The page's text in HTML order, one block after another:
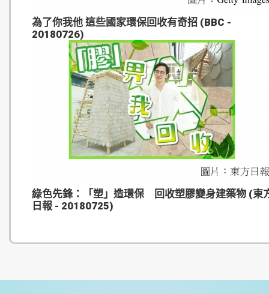
為了你我他 這些國家環保回收有奇招 (BBC -
20180726)
綠色先鋒：「塑」造環保 回收塑膠變身建築物 (東
日報 - 20180725)